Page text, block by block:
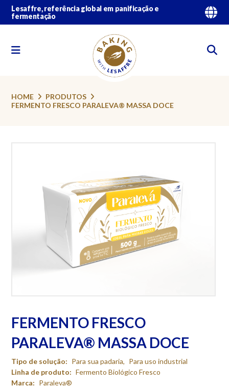
Lesaffre, referência global em panificação e
fermentação
HOME
PRODUTOS
FERMENTO FRESCO PARALEVA® MASSA DOCE
FERMENTO FRESCO
PARALEVA® MASSA DOCE
Tipo de solução: Para sua padaria, Para uso industrial
Linha de produto: Fermento Biológico Fresco
Marca: Paraleva®